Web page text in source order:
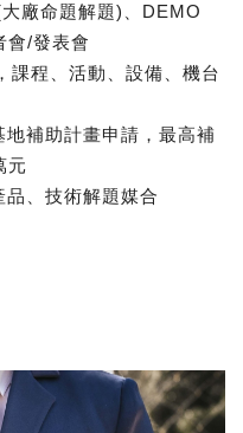
廠命題解題)、DEMO
會/發表會
課程、活動、設備、機台
補助計畫申請，最高補
元
、技術解題媒合